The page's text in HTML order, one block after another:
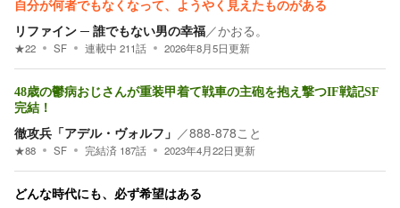
自分が何者でもなくなって、ようやく見えたものがある
リファイン ─ 誰でもない男の幸福／かおる。
★22 SF 連載中 211話 2026年8月5日更新
48歳の鬱病おじさんが重装甲着て戦車の主砲を抱え撃つIF戦記SF
完結！
徹攻兵「アデル・ヴォルフ」 ／888-878こと
★88 SF 完結済 187話 2023年4月22日更新
どんな時代にも、必ず希望はある